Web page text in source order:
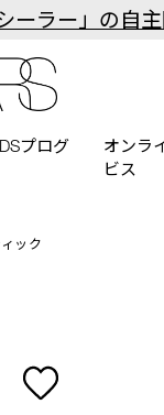
ーラー」の自
プログ
オンラ
ビス
ック